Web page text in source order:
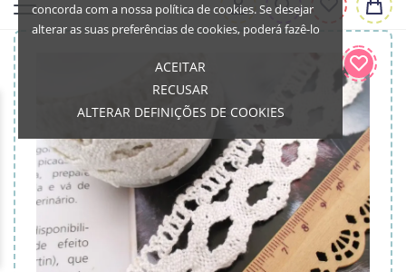
concorda com a nossa política de cookies. Se desejar
alterar as suas preferências de cookies, poderá fazê-lo
ACEITAR
RECUSAR
ALTERAR DEFINIÇÕES DE COOKIES